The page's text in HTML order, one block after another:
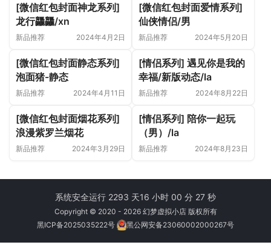
[微信红包封面神龙系列]
龙行龘龘/xn
新品推荐 2024年4月2日
[微信红包封面爱情系列]
仙侠情侣/男
新品推荐 2024年5月20日
[微信红包封面静态系列]
泡面猪-静态
新品推荐 2024年4月11日
[情侣系列] 遇见你是我的
幸福/新版动态/la
新品推荐 2024年8月22日
[微信红包封面烟花系列]
浪漫紫罗兰烟花
新品推荐 2024年3月29日
[情侣系列] 陪你一起玩
（男）/la
新品推荐 2024年8月23日
系统安全运行 2293 天16 小时 00 分 27 秒
Copyright © 2020 - 2026 幻梦虚拟小店 版权所有
黑ICP备2025035222号
黑公网安备23060002000267号